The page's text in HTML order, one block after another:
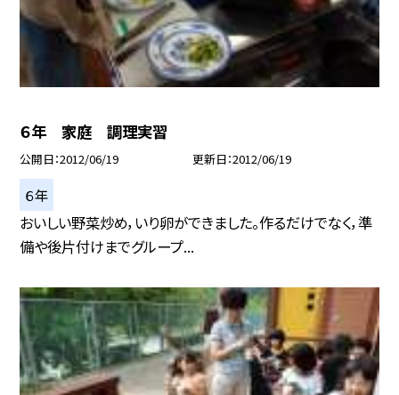
６年 家庭 調理実習
公開日 2012/06/19 更新日 2012/06/19
６年
おいしい野菜炒め，いり卵ができました。作るだけでなく，準
備や後片付けまでグループ...